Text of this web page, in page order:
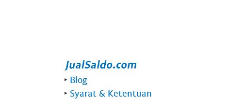
‣ Blog
‣ Syarat & Ketentuan